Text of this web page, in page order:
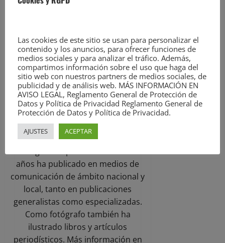
David Laguillo
Administrator
David Laguillo (Torrelavega, 1975)
es un periodista, escritor y
años ha publicado en medios de
comunicación de ámbito nacional y
local, tanto en publicaciones
generalistas como especializadas.
Como fotógrafo también ha
ilustrado libros y artículos
periodísticos. Más información en
Las cookies de este sitio se usan para personalizar el
contenido y los anuncios, para ofrecer funciones de
medios sociales y para analizar el tráfico. Además,
compartimos información sobre el uso que haga del
sitio web con nuestros partners de medios sociales, de
publicidad y de análisis web. MÁS INFORMACIÓN EN
AVISO LEGAL, Reglamento General de Protección de
Datos y Política de Privacidad Reglamento General de
Protección de Datos y Política de Privacidad.
AJUSTES ACEPTAR